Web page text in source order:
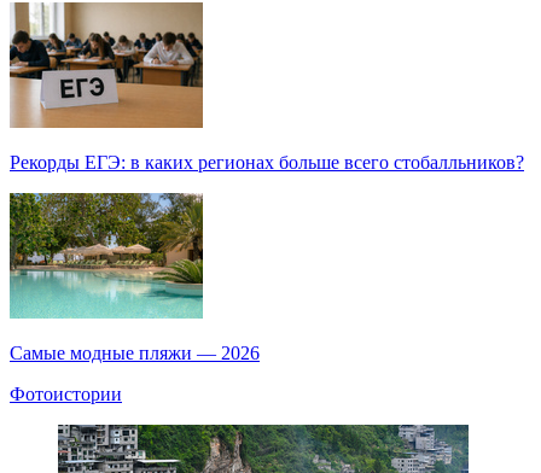
Рекорды ЕГЭ: в каких регионах больше всего стобалльников?
Самые модные пляжи — 2026
Фотоистории